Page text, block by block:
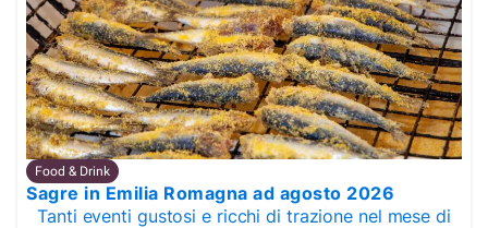
Food & Drink
Sagre in Emilia Romagna ad agosto 2026
Tanti eventi gustosi e ricchi di trazione nel mese di